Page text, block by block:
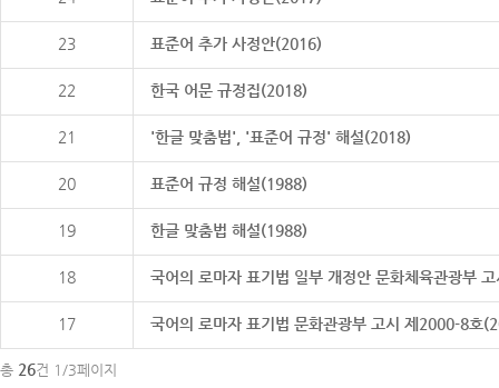
23 표준어 추가 사정안(2016)
22 한국 어문 규정집(2018)
21 '한글 맞춤법', '표준어 규정' 해설(2018)
20 표준어 규정 해설(1988)
19 한글 맞춤법 해설(1988)
18 국어의 로마자 표기법 일부 개정안 문화체육관광부
17 국어의 로마자 표기법 문화관광부 고시 제2000-8호
총 26건 1/3페이지